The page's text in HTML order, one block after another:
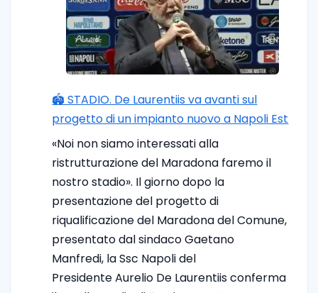
🏟️ STADIO. De Laurentiis va avanti sul
progetto di un impianto nuovo a Napoli Est
«Noi non siamo interessati alla
ristrutturazione del Maradona faremo il
nostro stadio». Il giorno dopo la
presentazione del progetto di
riqualificazione del Maradona del Comune,
presentato dal sindaco Gaetano
Manfredi, la Ssc Napoli del
Presidente Aurelio De Laurentiis conferma